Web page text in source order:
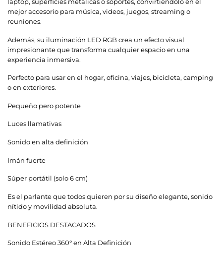
laptop, superficies metálicas o soportes, convirtiéndolo en el
mejor accesorio para música, videos, juegos, streaming o
reuniones.
Además, su iluminación LED RGB crea un efecto visual
impresionante que transforma cualquier espacio en una
experiencia inmersiva.
Perfecto para usar en el hogar, oficina, viajes, bicicleta, camping
o en exteriores.
Pequeño pero potente
Luces llamativas
Sonido en alta definición
Imán fuerte
Súper portátil (solo 6 cm)
Es el parlante que todos quieren por su diseño elegante, sonido
nítido y movilidad absoluta.
BENEFICIOS DESTACADOS
Sonido Estéreo 360° en Alta Definición